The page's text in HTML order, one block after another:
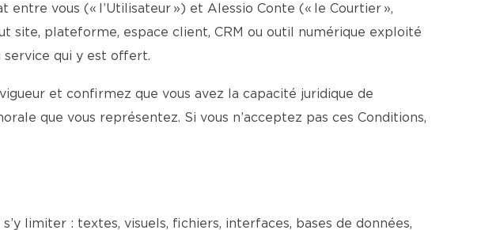
vous (« l’Utilisateur ») et Alessio Conte (« le Courtier »,
site, plateforme, espace client, CRM ou outil numérique exploité
service qui y est offert.
et confirmez que vous avez la capacité juridique de
que vous représentez. Si vous n’acceptez pas ces Conditions,
limiter : textes, visuels, fichiers, interfaces, bases de données,